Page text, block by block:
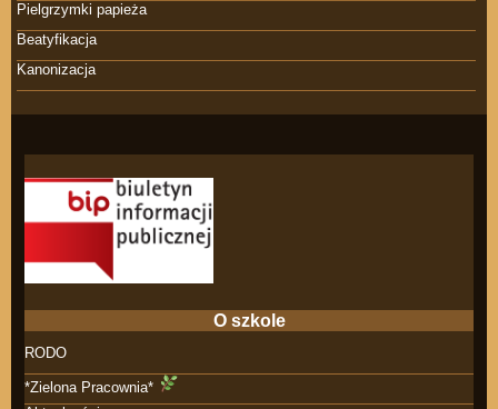
Pielgrzymki papieża
Beatyfikacja
Kanonizacja
O szkole
RODO
*Zielona Pracownia*